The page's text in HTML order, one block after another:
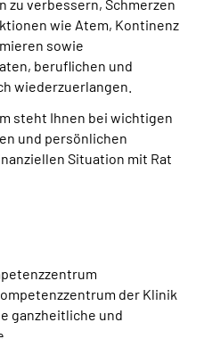
zu verbessern, Schmerzen
wie Atem, Kontinenz
sowie
beruflichen und
wiederzuerlangen.
steht Ihnen bei wichtigen
und persönlichen
Situation mit Rat
der Klinik
ganzheitliche und